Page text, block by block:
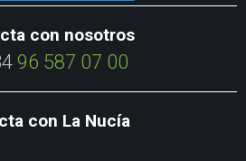
con nosotros
96 587 07 00
con La Nucía